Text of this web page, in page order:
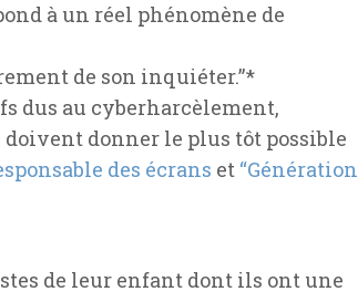
à un réel phénomène de
de son inquiéter.”*
dus au cyberharcèlement,
donner le plus tôt possible
des écrans et “Génération
de leur enfant dont ils ont une